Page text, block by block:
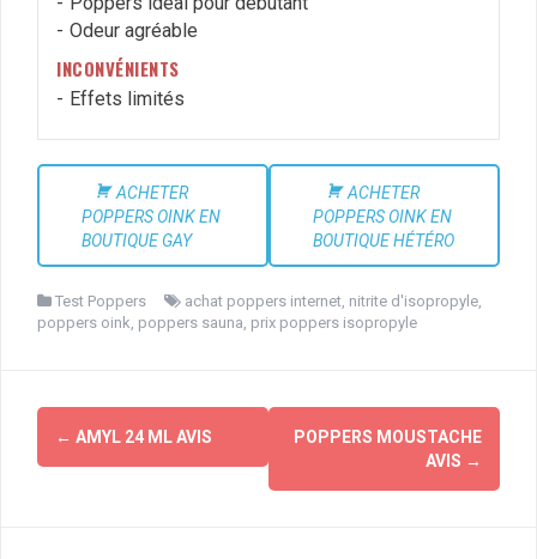
Odeur agréable
INCONVÉNIENTS
Effets limités
ACHETER
POPPERS OINK EN
BOUTIQUE GAY
ACHETER
POPPERS OINK EN
BOUTIQUE HÉTÉRO
Test Poppers achat poppers internet, nitrite d'isopropyle,
poppers oink, poppers sauna, prix poppers isopropyle
Navigation
d'article
← AMYL 24 ML AVIS
POPPERS MOUSTACHE
AVIS →